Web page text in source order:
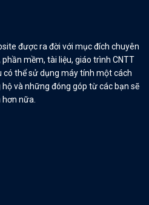
được ra đời với mục đích chuyên
mềm, tài liệu, giáo trình CNTT
thể sử dụng máy tính một cách
và những đóng góp từ các bạn sẽ
hơn nữa.